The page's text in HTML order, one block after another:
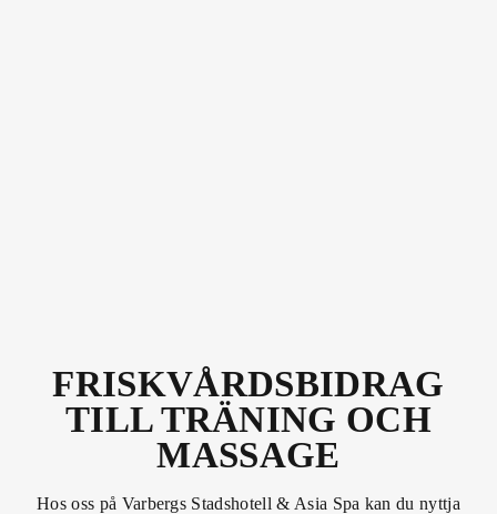
FRISKVÅRDSBIDRAG
TILL TRÄNING OCH
MASSAGE
Hos oss på Varbergs Stadshotell & Asia Spa kan du nyttja